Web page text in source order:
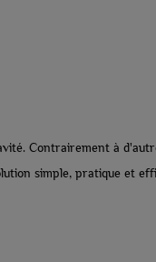
Contrairement à
simple, pratique et